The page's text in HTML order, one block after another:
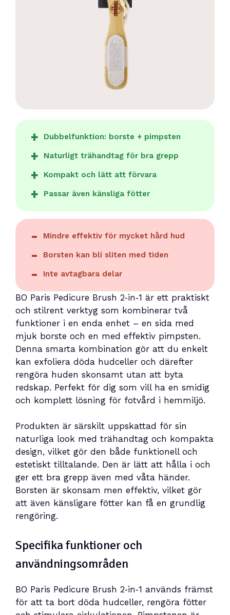
Dubbelfunktion: borste + pimpsten
Naturligt trähandtag för bra grepp
Kompakt och lätt att förvara
Passar även känsliga fötter
Mindre effektiv för mycket hård hud
Borsten kan bli sliten med tiden
Inte avtagbara delar
BO Paris Pedicure Brush 2‑in‑1 är ett praktiskt
och stilrent verktyg som kombinerar två
funktioner i en enda enhet – en sida med
mjuk borste och en med effektiv pimpsten.
Denna smarta kombination gör att du enkelt
kan exfoliera döda hudceller och därefter
rengöra huden skonsamt utan att byta
redskap. Perfekt för dig som vill ha en smidig
och komplett lösning för fotvård i hemmiljö.
Produkten är särskilt uppskattad för sin
naturliga look med trähandtag och kompakta
design, vilket gör den både funktionell och
estetiskt tilltalande. Den är lätt att hålla i och
ger ett bra grepp även med våta händer.
Borsten är skonsam men effektiv, vilket gör
att även känsligare fötter kan få en grundlig
rengöring.
Specifika funktioner och
användningsområden
BO Paris Pedicure Brush 2‑in‑1 används främst
för att ta bort döda hudceller, rengöra fötter